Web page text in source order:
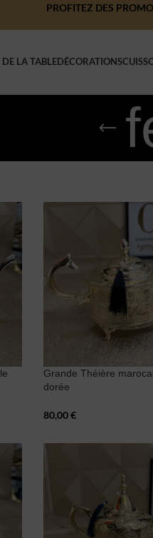
PROFITEZ DES
LA TABLEDÉCORATIONS
Grande Théière
dorée
80,00€